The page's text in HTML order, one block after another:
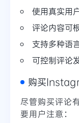
使用真实用
评论内容可
支持多种语
可控制评论
购买
尽管购买评论
要用户注意：